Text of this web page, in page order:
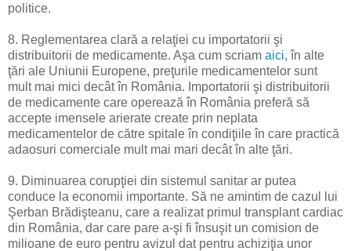
politice.
8. Reglementarea clară a relaţiei cu importatorii şi
distribuitorii de medicamente. Aşa cum scriam aici, în alte
ţări ale Uniunii Europene, preţurile medicamentelor sunt
mult mai mici decât în România. Importatorii şi distribuitorii
de medicamente care operează în România preferă să
accepte imensele arierate create prin neplata
medicamentelor de către spitale în condiţiile în care practică
adaosuri comerciale mult mai mari decât în alte ţări.
9. Diminuarea corupţiei din sistemul sanitar ar putea
conduce la economii importante. Să ne amintim de cazul lui
Şerban Brădişteanu, care a realizat primul transplant cardiac
din România, dar care pare a-şi fi însuşit un comision de
milioane de euro pentru avizul dat pentru achiziţia unor